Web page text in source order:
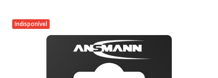
Indisponível